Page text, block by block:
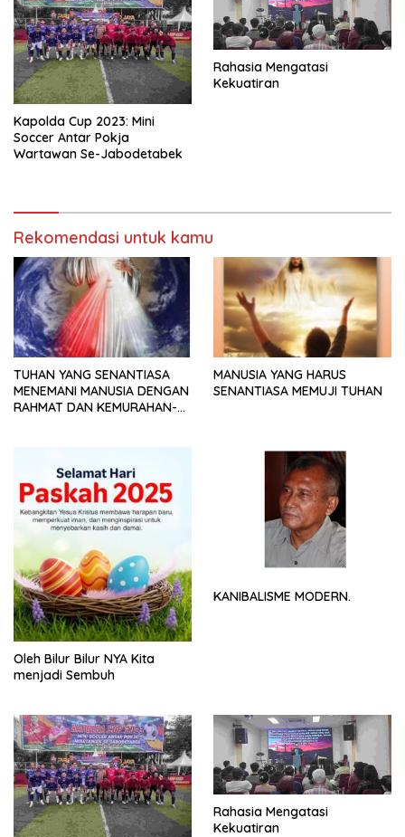
Kapolda Cup 2023: Mini
Soccer Antar Pokja
Wartawan Se-Jabodetabek
Rahasia Mengatasi
Kekuatiran
Rekomendasi untuk kamu
TUHAN YANG SENANTIASA
MENEMANI MANUSIA DENGAN
RAHMAT DAN KEMURAHAN-
MANUSIA YANG HARUS
SENANTIASA MEMUJI TUHAN
Oleh Bilur Bilur NYA Kita
menjadi Sembuh
KANIBALISME MODERN.
Rahasia Mengatasi
Kekuatiran